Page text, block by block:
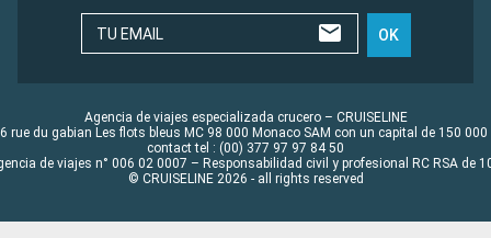
TU EMAIL OK
Agencia de viajes especializada crucero – CRUISELINE
rue du gabian Les flots bleus MC 98 000 Monaco SAM con un capital de 150 000
contact tel : (00) 377 97 97 84 50
de viajes n° 006 02 0007 – Responsabilidad civil y profesional RC RSA de
© CRUISELINE 2026 - all rights reserved